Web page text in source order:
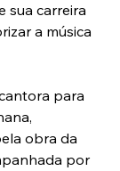
sua carreira
a música
para
obra da
por